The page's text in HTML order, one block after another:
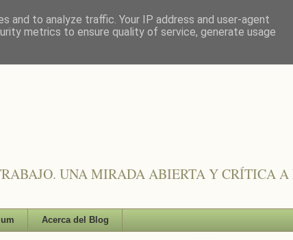
UNA MIRADA ABIERTA Y CRÍTICA A
Acerca del Blog
and to analyze traffic. Your IP address and user-agent
metrics to ensure quality of service, generate usage